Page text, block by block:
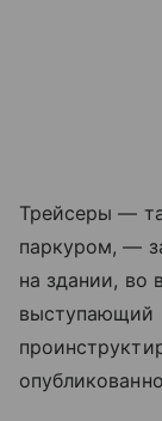
Трейсеры —
паркуром, —
на здании, во
выступающий